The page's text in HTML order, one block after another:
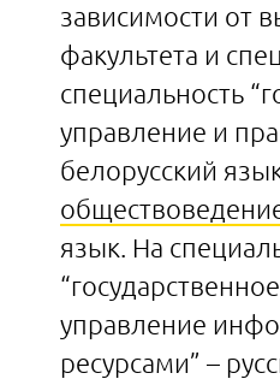
зависимости от
факультета и
специальность
управление и
белорусский
язык. На
управление
ресурсами” –